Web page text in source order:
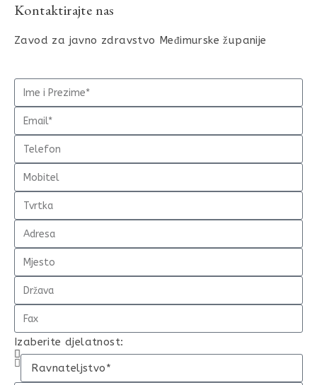
Kontaktirajte nas
Zavod za javno zdravstvo Međimurske županije
Izaberite djelatnost: